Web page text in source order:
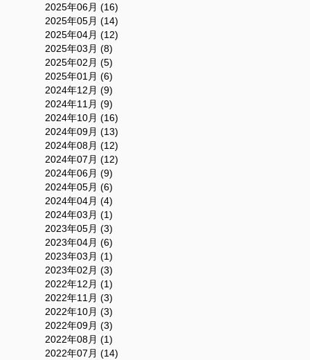
2025年06月 (16)
2025年05月 (14)
2025年04月 (12)
2025年03月 (8)
2025年02月 (5)
2025年01月 (6)
2024年12月 (9)
2024年11月 (9)
2024年10月 (16)
2024年09月 (13)
2024年08月 (12)
2024年07月 (12)
2024年06月 (9)
2024年05月 (6)
2024年04月 (4)
2024年03月 (1)
2023年05月 (3)
2023年04月 (6)
2023年03月 (1)
2023年02月 (3)
2022年12月 (1)
2022年11月 (3)
2022年10月 (3)
2022年09月 (3)
2022年08月 (1)
2022年07月 (14)